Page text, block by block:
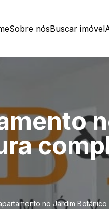
Sobre nósBuscar imóvel
no Jardim